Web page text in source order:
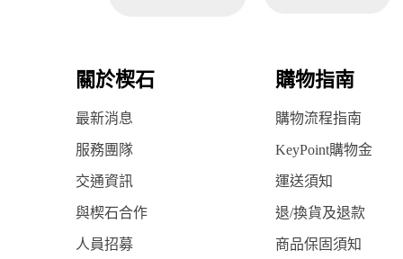
關於楔石 購物指南
最新消息 購物流程指南
服務團隊 KeyPoint購物金
交通資訊 運送須知
與楔石合作 退/換貨及退款
人員招募 商品保固須知